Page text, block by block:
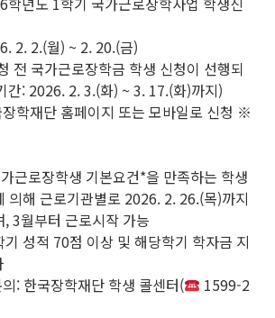
2. 2.(월) ~ 2. 20.(금)
전 국가근로장학금 학생 신청이 선행되
간: 2026. 2. 3.(화) ~ 3. 17.(화)까지)
학재단 홈페이지 또는 모바일로 신청 ※
근로장학생 기본요건*을 만족하는 학생
의해 근로기관별로 2026. 2. 26.(목)까지
3월부터 근로시작 가능
성적 70점 이상 및 해당학기 학자금 지
: 한국장학재단 학생 콜센터(
1599-2